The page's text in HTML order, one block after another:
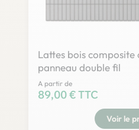
Lattes bois
panneau double fil
A partir de
Prix
89,00 € TTC
Voir le